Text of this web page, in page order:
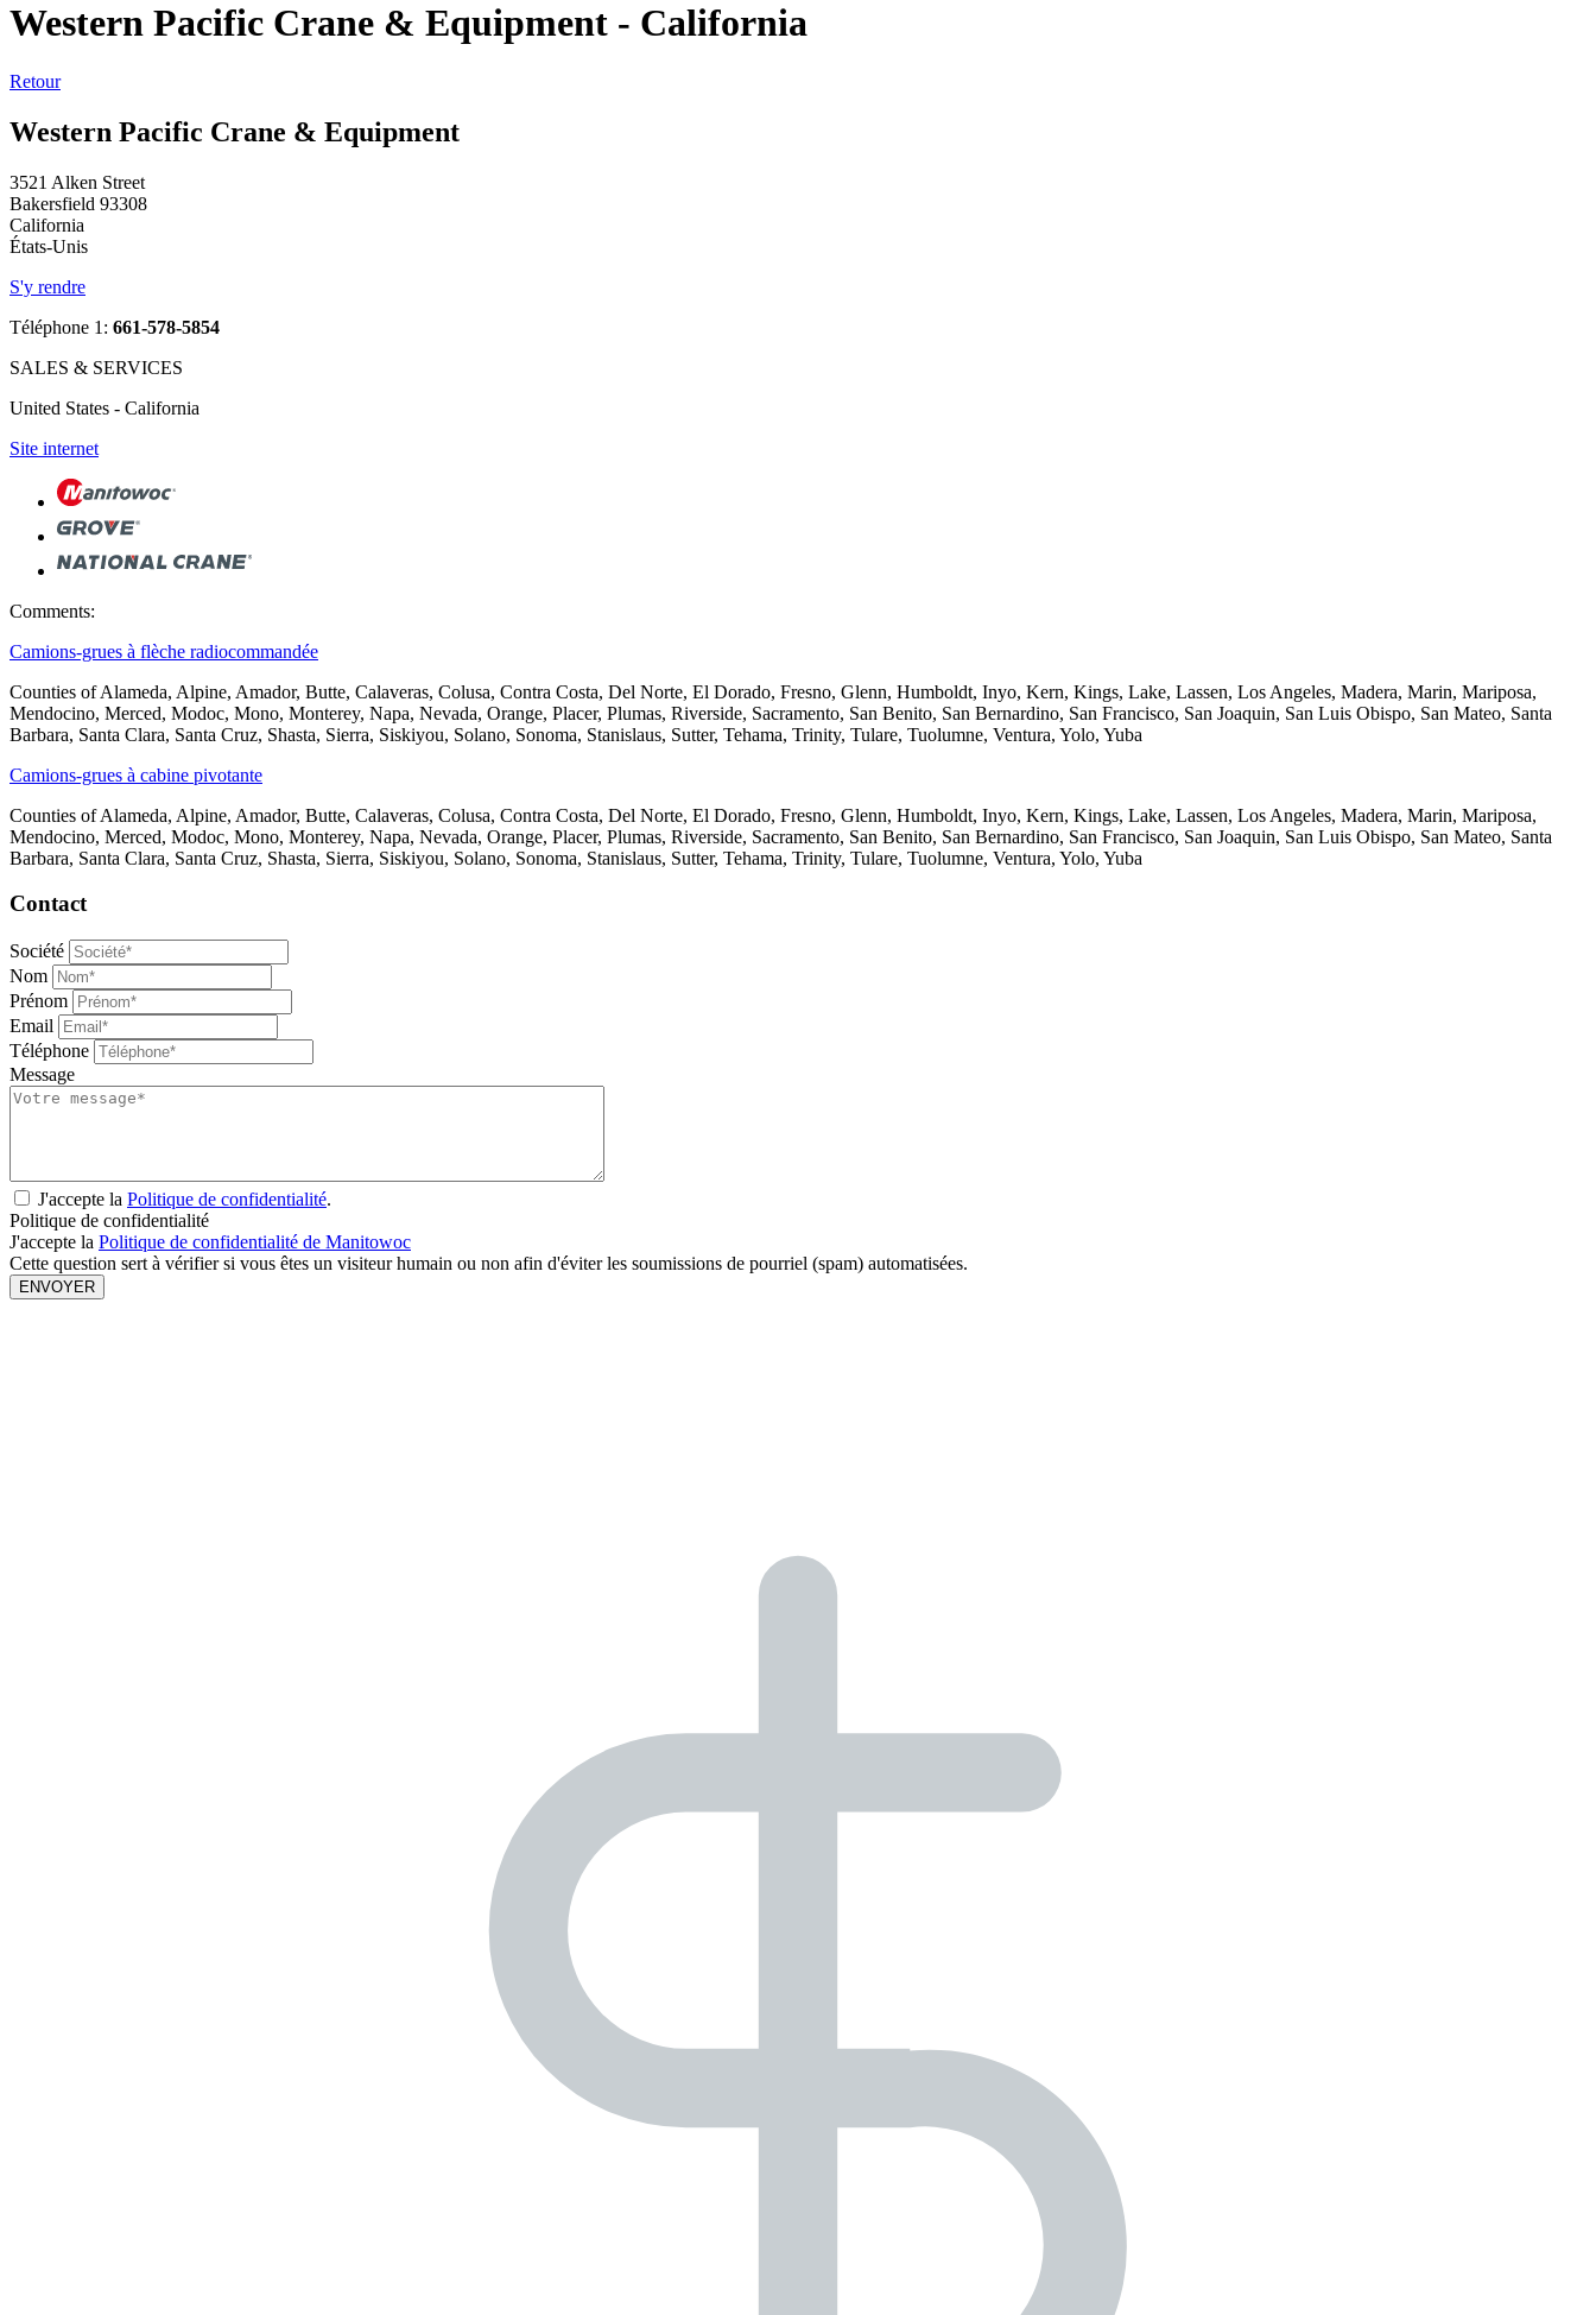
Western Pacific Crane & Equipment - California
Retour
Western Pacific Crane & Equipment
3521 Alken Street
Bakersfield 93308
California
États-Unis
S'y rendre
Téléphone 1: 661-578-5854
SALES & SERVICES
United States - California
Site internet
Comments:
Camions-grues à flèche radiocommandée
Counties of Alameda, Alpine, Amador, Butte, Calaveras, Colusa, Contra Costa, Del Norte, El Dorado, Fresno, Glenn, Humboldt, Inyo, Kern, Kings, Lake, Lassen, Los Angeles, Madera, Marin, Mariposa,
Mendocino, Merced, Modoc, Mono, Monterey, Napa, Nevada, Orange, Placer, Plumas, Riverside, Sacramento, San Benito, San Bernardino, San Francisco, San Joaquin, San Luis Obispo, San Mateo, Santa
Barbara, Santa Clara, Santa Cruz, Shasta, Sierra, Siskiyou, Solano, Sonoma, Stanislaus, Sutter, Tehama, Trinity, Tulare, Tuolumne, Ventura, Yolo, Yuba
Camions-grues à cabine pivotante
Counties of Alameda, Alpine, Amador, Butte, Calaveras, Colusa, Contra Costa, Del Norte, El Dorado, Fresno, Glenn, Humboldt, Inyo, Kern, Kings, Lake, Lassen, Los Angeles, Madera, Marin, Mariposa,
Mendocino, Merced, Modoc, Mono, Monterey, Napa, Nevada, Orange, Placer, Plumas, Riverside, Sacramento, San Benito, San Bernardino, San Francisco, San Joaquin, San Luis Obispo, San Mateo, Santa
Barbara, Santa Clara, Santa Cruz, Shasta, Sierra, Siskiyou, Solano, Sonoma, Stanislaus, Sutter, Tehama, Trinity, Tulare, Tuolumne, Ventura, Yolo, Yuba
Contact
Société
Nom
Prénom
Email
Téléphone
Message
J'accepte la Politique de confidentialité.
Politique de confidentialité
J'accepte la Politique de confidentialité de Manitowoc
Cette question sert à vérifier si vous êtes un visiteur humain ou non afin d'éviter les soumissions de pourriel (spam) automatisées.